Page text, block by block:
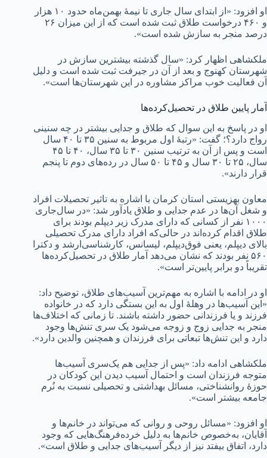
او افزود: «از ابتدای سال جاری تا نیمۀ بهمن‌ماه حدود ۱۰ هزار
و ۴۶۰ درخواست طلاق ثبت شده است که از این میزان ۲۶
درصد منجر به سازش شده است».
ملکشاهی اظهار کرد: «سال گذشته بیشترین سازش در
شهرستان کهنوج و بعد از آن در جیرفت ثبت شده است و دلیل
آن فعالیت خوب مراکز مشاوره‌ در این شهرستان‌ها است».
آمار پایین طلاق در تحصیل‌کرده‌ها
او در پاسخ به این سوال که طلاق و جدایی بیشتر در چه سنینی
رواج دارد؟؛ گفت: «رتبۀ اول مربوط به سنین ۳۵ تا ۴۰ سال
است و پس از آن به ترتیب سنین ۳۰ تا ۳۵ سال، ۴۰ تا ۴۵
سال، ۲۵ تا ۳۰ سال و ۴۵ تا ۵۰ سال در رده‌های دوم تا پنجم
قرار دارند».
معاون بهزیستی استان کرمان با اشاره به تاثیر تحصیلات افراد
و شغل آن‌ها در عدم جدایی و طلاق یادآور شد: «در سال‌جاری
۱۰۰۰ نفر از کسانی که دارای مدرک زیر دیپلم بودند برای
طلاق اقدام کرده‌اند در حالی‌که افراد دارای مدرک تحصیلی
بالای دیپلم، یعنی فوق‌دیپلم، لیسانس، کارشناسی‌ارشد و دکترا
۵۶۰ نفر بودند که نشان می‌دهد آمار طلاق در تحصیل‌کرده‌ها
تقریباً دو برابر پایین‌تر است».
او در ادامه با اشاره به مهم‌ترین آسیب‌های طلاق، توضیح داد:
«این آسیب‌ها در وهلۀ اول به این بستگی دارد که در خانواده
فرزند و یا فرزندانی حضور داشته باشند. تا زمانی که اختلاف‌ها
منجر به جدایی زوج و زوجه می‌شود یک سری تنش‌ها وجود
دارد و این تنش‌ها تبعاتی برای فرزندان و همچنین والدین دارد».
ملکشاهی ادامه داد: «پس از جدایی هم یک‌سری آسیب‌ها
متوجه فرزندان است و احتمال آسیب دیدن این کودکان در
حوزۀ روانشناختی، مسائل بهداشتی و تحصیلی نسبت به نُرم
جامعه بیشتر است».
او افزود: «مسائل روحی و روانی که می‌تواند در خانم‌ها و
آقایان، به‌خصوص خانم‌ها به دلیل خرده‌فرهنگ‌هایی که وجود
دارد، اتفاق بیفتد نیز از دیگر آسیب‌های جدایی و طلاق است».